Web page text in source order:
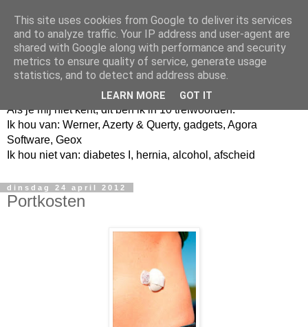
Jangeox' blog
Als je mij niet kent, dit ben ik in 10 trefwoorden.
Ik hou van: Werner, Azerty & Querty, gadgets, Agora
Software, Geox
Ik hou niet van: diabetes I, hernia, alcohol, afscheid
dinsdag 24 april 2012
Portkosten
This site uses cookies from Google to deliver its services
and to analyze traffic. Your IP address and user-agent are
shared with Google along with performance and security
metrics to ensure quality of service, generate usage
statistics, and to detect and address abuse.
LEARN MORE GOT IT